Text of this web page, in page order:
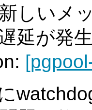
しいメ
延が発